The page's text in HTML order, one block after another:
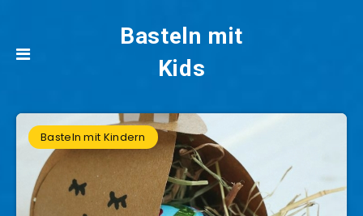
Basteln mit
Kids
Basteln mit Kindern